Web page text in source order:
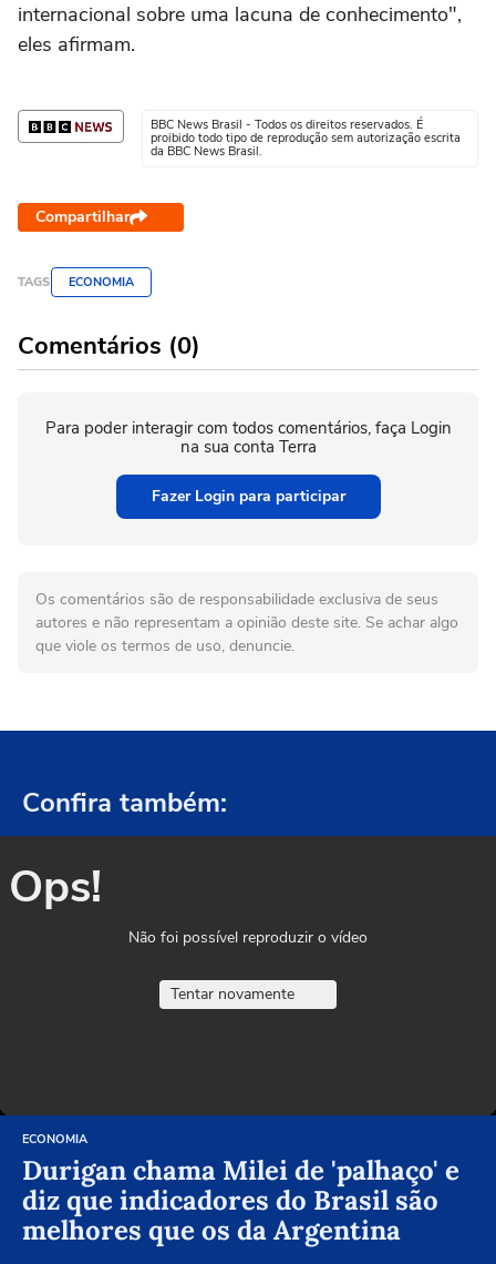
internacional sobre uma lacuna de conhecimento",
eles afirmam.
BBC News Brasil - Todos os direitos reservados. É
proibido todo tipo de reprodução sem autorização escrita
da BBC News Brasil.
Compartilhar
TAGS ECONOMIA
Comentários (0)
Para poder interagir com todos comentários, faça Login
na sua conta Terra
Fazer Login para participar
Os comentários são de responsabilidade exclusiva de seus
autores e não representam a opinião deste site. Se achar algo
que viole os termos de uso, denuncie.
Confira também:
Ops!
Não foi possível reproduzir o vídeo
Tentar novamente
ECONOMIA
Durigan chama Milei de 'palhaço' e
diz que indicadores do Brasil são
melhores que os da Argentina